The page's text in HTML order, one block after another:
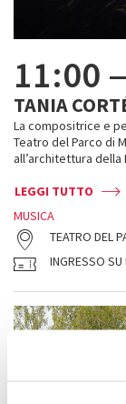
11:00
TANIA
La compositrice e
Teatro del Parco di
all’architettura della
LEGGI TUTTO
MUSICA
TEATRO DEL
INGRESSO